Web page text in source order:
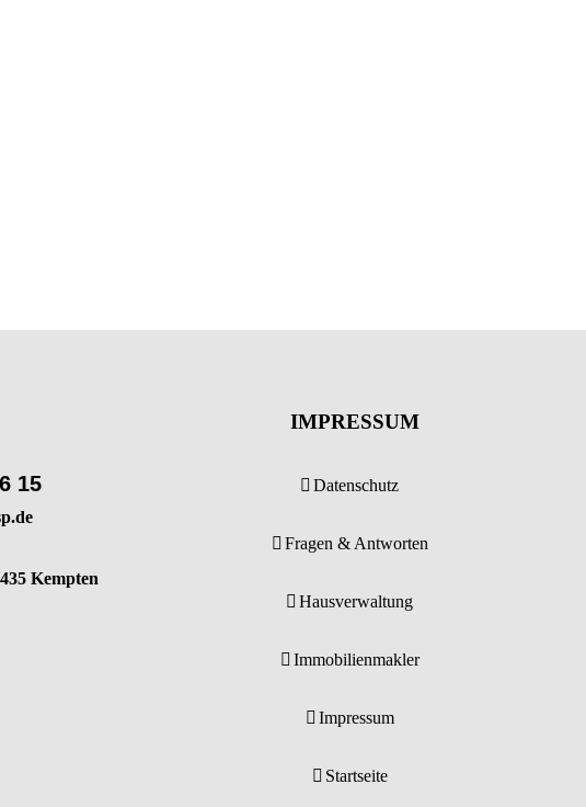
15
Kempten
IMPRESSUM
Datenschutz
Fragen & Antworten
Hausverwaltung
Immobilienmakler
Impressum
Startseite